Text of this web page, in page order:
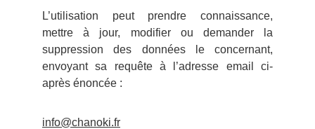
L’utilisation peut prendre connaissance,
mettre à jour, modifier ou demander la
suppression des données le concernant,
envoyant sa requête à l’adresse email ci-
après énoncée :
info@chanoki.fr